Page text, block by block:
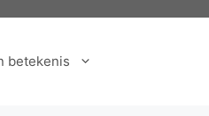
betekenis